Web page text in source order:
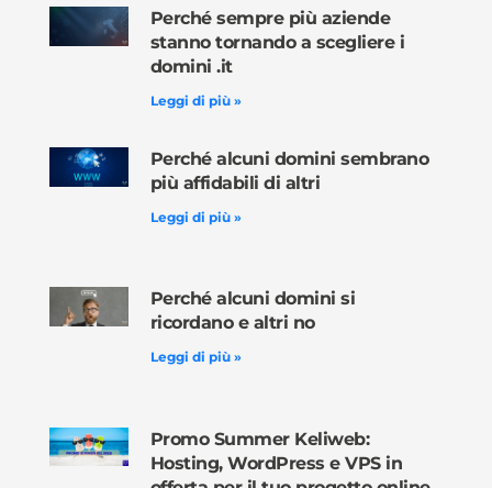
Perché sempre più aziende
stanno tornando a scegliere i
domini .it
Leggi di più »
Perché alcuni domini sembrano
più affidabili di altri
Leggi di più »
Perché alcuni domini si
ricordano e altri no
Leggi di più »
Promo Summer Keliweb:
Hosting, WordPress e VPS in